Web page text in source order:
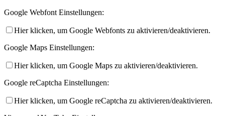
Google Webfont Einstellungen:
Hier klicken, um Google Webfonts zu aktivieren/deaktivieren.
Google Maps Einstellungen:
Hier klicken, um Google Maps zu aktivieren/deaktivieren.
Google reCaptcha Einstellungen:
Hier klicken, um Google reCaptcha zu aktivieren/deaktivieren.